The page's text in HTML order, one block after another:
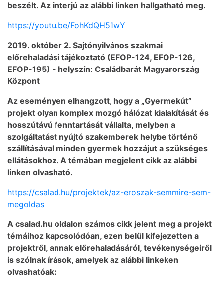
beszélt. Az interjú az alábbi linken hallgatható meg.
https://youtu.be/FohKdQH51wY
2019. október 2. Sajtónyilvános szakmai
előrehaladási tájékoztató (EFOP-124, EFOP-126,
EFOP-195) - helyszín: Családbarát Magyarország
Központ
Az eseményen elhangzott, hogy a „Gyermekút”
projekt olyan komplex mozgó hálózat kialakítását és
hosszútávú fenntartását vállalta, melyben a
szolgáltatást nyújtó szakemberek helybe történő
szállításával minden gyermek hozzájut a szükséges
ellátásokhoz. A témában megjelent cikk az alábbi
linken olvasható.
https://csalad.hu/projektek/az-eroszak-semmire-sem-
megoldas
A csalad.hu oldalon számos cikk jelent meg a projekt
témáihoz kapcsolódóan, ezen belül kifejezetten a
projektről, annak előrehaladásáról, tevékenységeiről
is szólnak írások, amelyek az alábbi linkeken
olvashatóak: